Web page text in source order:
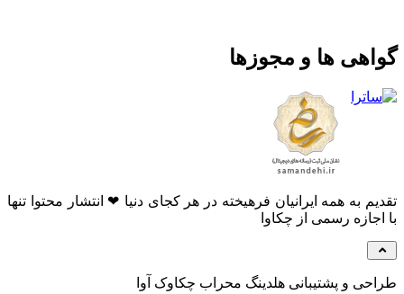
ها و مجوزها
به همه ایرانیان فرهیخته در هر کجای دنیا ❤ انتشار محتوا تنها
رسمی از چکاوا
و پشتیبانی هلدینگ محراب چکاوک آوا